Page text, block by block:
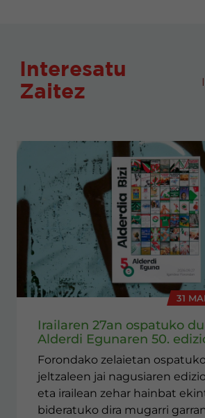
Interesatu
Zaitez
31
Irailaren 27an ospatuko
Alderdi Egunaren 50.
Forondako zelaietan
jeltzaleen jai nagusiaren
eta irailean zehar hainbat
bideratuko dira mugarri